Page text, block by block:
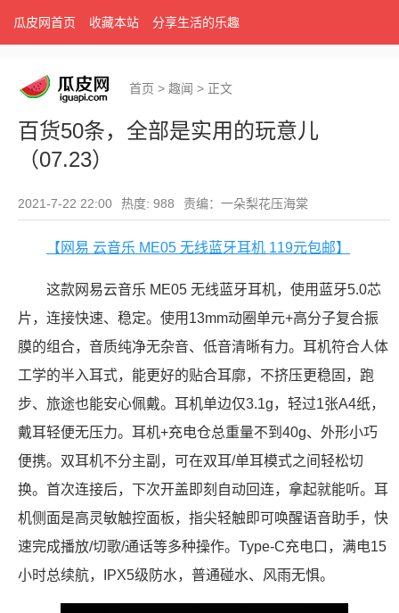
瓜皮网首页 收藏本站 分享生活的乐趣
首页 > 趣闻 > 正文
百货50条，全部是实用的玩意儿
（07.23）
2021-7-22 22:00 热度: 988 责编：一朵梨花压海棠
【网易 云音乐 ME05 无线蓝牙耳机 119元包邮】
这款网易云音乐 ME05 无线蓝牙耳机，使用蓝牙5.0芯
片，连接快速、稳定。使用13mm动圈单元+高分子复合振
膜的组合，音质纯净无杂音、低音清晰有力。耳机符合人体
工学的半入耳式，能更好的贴合耳廓，不挤压更稳固，跑
步、旅途也能安心佩戴。耳机单边仅3.1g，轻过1张A4纸，
戴耳轻便无压力。耳机+充电仓总重量不到40g、外形小巧
便携。双耳机不分主副，可在双耳/单耳模式之间轻松切
换。首次连接后，下次开盖即刻自动回连，拿起就能听。耳
机侧面是高灵敏触控面板，指尖轻触即可唤醒语音助手，快
速完成播放/切歌/通话等多种操作。Type-C充电口，满电15
小时总续航，IPX5级防水，普通碰水、风雨无惧。